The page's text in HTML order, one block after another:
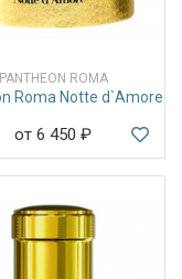
PANTHEON ROMA
Roma Notte d`Amore
от 6 450 ₽